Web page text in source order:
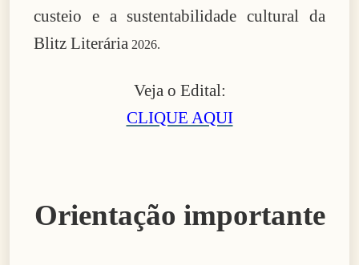
custeio e a sustentabilidade cultural da
Blitz Literária 2026.
Veja o Edital:
CLIQUE AQUI
Orientação importante